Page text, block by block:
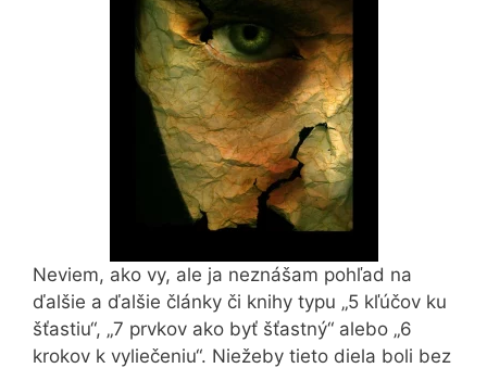
Neviem, ako vy, ale ja neznášam pohľad na
ďalšie a ďalšie články či knihy typu „5 kľúčov ku
šťastiu“, „7 prvkov ako byť šťastný“ alebo „6
krokov k vyliečeniu“. Niežeby tieto diela boli bez